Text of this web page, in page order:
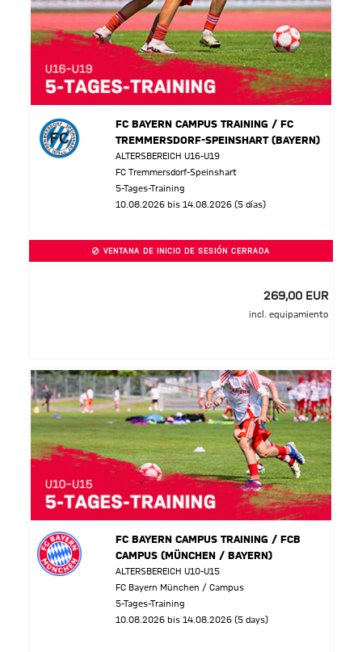
FC BAYERN CAMPUS TRAINING / FC
TREMMERSDORF-SPEINSHART (BAYERN)
ALTERSBEREICH U16-U19
FC Tremmersdorf-Speinshart
5-Tages-Training
10.08.2026 bis 14.08.2026 (5 días)
VENTANA DE INICIO DE SESIÓN CERRADA
269,00 EUR
incl. equipamiento
FC BAYERN CAMPUS TRAINING / FCB
CAMPUS (MÜNCHEN / BAYERN)
ALTERSBEREICH U10-U15
FC Bayern München / Campus
5-Tages-Training
10.08.2026 bis 14.08.2026 (5 days)